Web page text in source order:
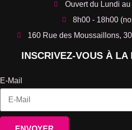
Ouvert du Lundi
8h00 - 18h00
160 Rue des Moussaillons,
INSCRIVEZ-VOUS À LA
E-Mail